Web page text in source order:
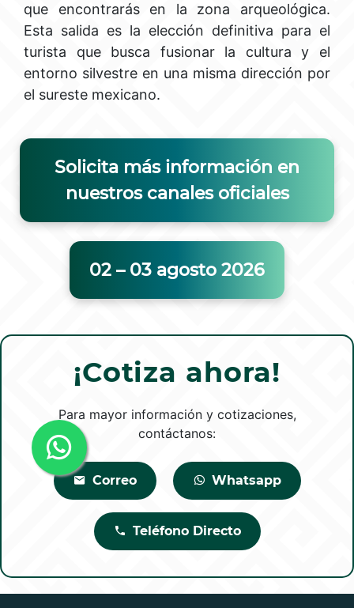
que encontrarás en la zona arqueológica.
Esta salida es la elección definitiva para el
turista que busca fusionar la cultura y el
entorno silvestre en una misma dirección por
el sureste mexicano.
Solicita más información en
nuestros canales oficiales
02 – 03 agosto 2026
¡Cotiza ahora!
Para mayor información y cotizaciones,
contáctanos:
Correo Whatsapp
Teléfono Directo